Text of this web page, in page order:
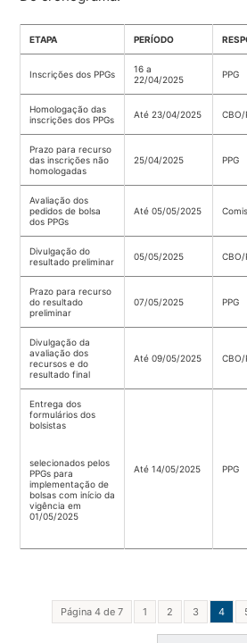
ETAPA PERÍODO
Inscrições dos PPGs
16 a
22/04/2025
PPG
Homologação das
inscrições dos PPGs
Até 23/04/2025 CBO/
Prazo para recurso
das inscrições não
homologadas
25/04/2025 PPG
Avaliação dos
pedidos de bolsa
dos PPGs
Até 05/05/2025
Divulgação do
resultado preliminar
05/05/2025 CBO/
Prazo para recurso
do resultado
preliminar
07/05/2025 PPG
Divulgação da
avaliação dos
recursos e do
resultado final
Até 09/05/2025 CBO/
Entrega dos
formulários dos
bolsistas
selecionados pelos
PPGs para
implementação de
bolsas com início da
vigência em
01/05/2025
Até 14/05/2025 PPG
Página 4 de 7 1 2 3 4